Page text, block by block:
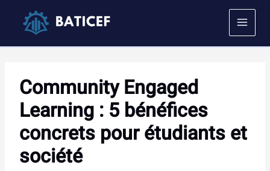
contenu
Community Engaged
Learning : 5 bénéfices
concrets pour étudiants et
société